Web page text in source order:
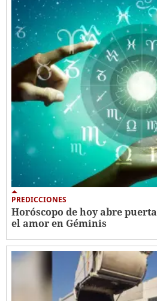
PREDICCIONES
Horóscopo de hoy abre
el amor en Géminis